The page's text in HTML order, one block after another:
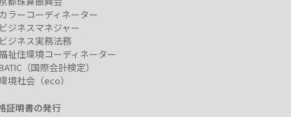
カラーコーディネーター
ビジネスマネジャー
ビジネス実務法務
祉住環境コーディネーター
BATIC（国際会計検定）
境社会（eco）
証明書の発行